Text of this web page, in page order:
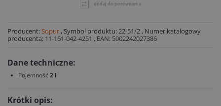
dodaj do porównania
Producent: Sopur , Symbol produktu: 22-51/2 , Numer katalogowy
producenta: 11-161-042-4251 , EAN: 5902242027386
Dane techniczne:
Pojemność 2 l
Krótki opis: